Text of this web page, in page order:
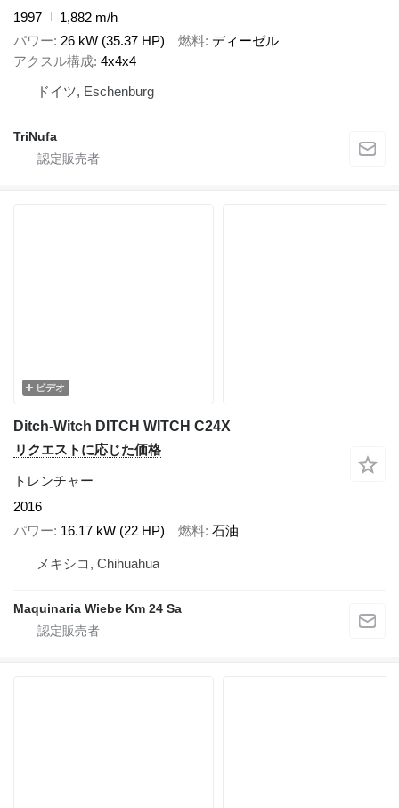
1997
1,882 m/h
パワー 26 kW (35.37 HP) 燃料 ディーゼル
アクスル構成 4x4x4
ドイツ, Eschenburg
TriNufa
ビデオ
Ditch-Witch DITCH WITCH C24X
リクエストに応じた価格
トレンチャー
2016
パワー 16.17 kW (22 HP) 燃料 石油
メキシコ, Chihuahua
Maquinaria Wiebe Km 24 Sa